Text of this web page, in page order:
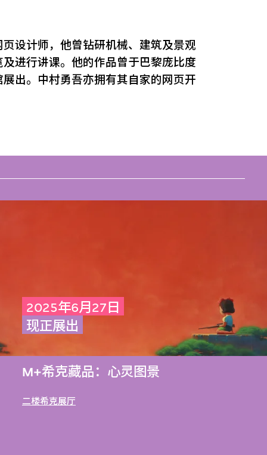
设计师，他曾钻研机械、建筑及景观
进行讲课。他的作品曾于巴黎庞比度
出。中村勇吾亦拥有其自家的网页开
2025年6月27日
现正展出
M+希克藏品：心灵图景
二楼希克展厅